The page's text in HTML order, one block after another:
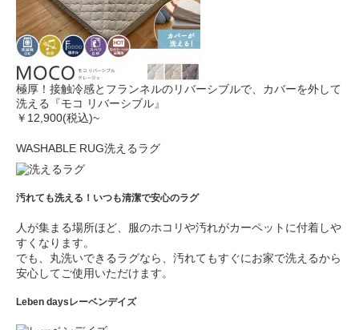
極厚！接触冷感とフランネルのリバーシブルで、カバーを外して
洗える『モコ リバーシブル』
￥12,900(税込)~
WASHABLE RUG洗えるラグ
汚れても洗える！いつも清潔で安心のラグ
人が集まる場所ほど、服のホコリや汚れがカーペットに付着しや
すくなります。
でも、丸洗いできるラグなら、汚れてもすぐにお家で洗えるから
安心してご使用いただけます。
Leben days レーベンデイズ